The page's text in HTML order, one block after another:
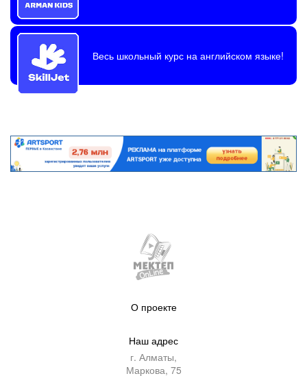
Весь школьный курс на английском языке!
О проекте
Наш адрес
г. Алматы,
Маркова, 75